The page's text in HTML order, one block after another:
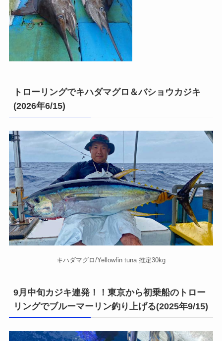
トローリングでキハダマグロ＆バショウカジキ
(2026年6/15)
キハダマグロ/Yellowfin tuna 推定30kg
9月中旬カジキ連発！！東京から初乗船のトロー
リングでブルーマーリン釣り上げる(2025年9/15)